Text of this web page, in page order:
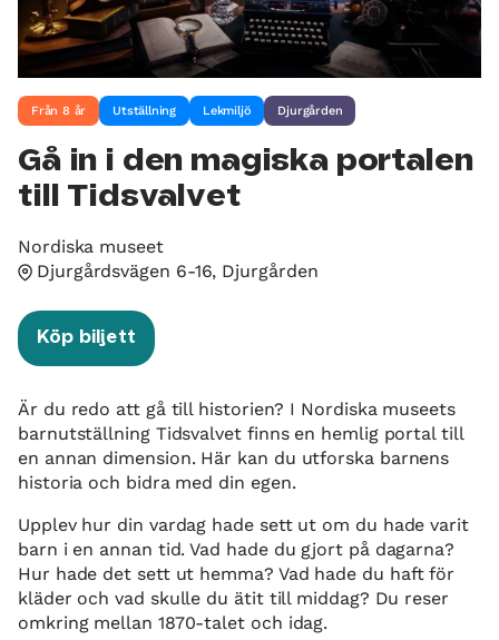
Från 8 år Utställning Lekmiljö Djurgården
Gå in i den magiska portalen
till Tidsvalvet
Nordiska museet
Djurgårdsvägen 6-16, Djurgården
Köp biljett
Är du redo att gå till historien? I Nordiska museets
barnutställning Tidsvalvet finns en hemlig portal till
en annan dimension. Här kan du utforska barnens
historia och bidra med din egen.
Upplev hur din vardag hade sett ut om du hade varit
barn i en annan tid. Vad hade du gjort på dagarna?
Hur hade det sett ut hemma? Vad hade du haft för
kläder och vad skulle du ätit till middag? Du reser
omkring mellan 1870-talet och idag.